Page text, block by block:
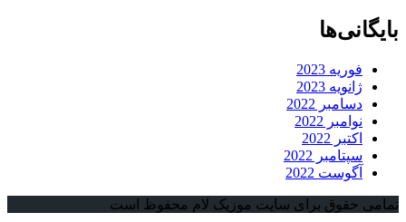
بایگانی‌ها
فوریه 2023
ژانویه 2023
دسامبر 2022
نوامبر 2022
اکتبر 2022
سپتامبر 2022
آگوست 2022
تمامی حقوق برای سایت موزیک لام محفوظ است